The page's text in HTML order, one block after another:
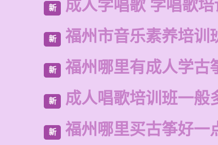
新 成人学唱歌 学唱歌培
新 福州市音乐素养培训
新 福州哪里有成人学古
新 成人唱歌培训班一般
新 福州哪里买古筝好一